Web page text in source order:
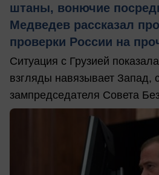
штаны, вонючие
Медведев рассказал
проверки России на
Ситуация с Грузией
взгляды навязывает Запад,
зампредседателя Совета